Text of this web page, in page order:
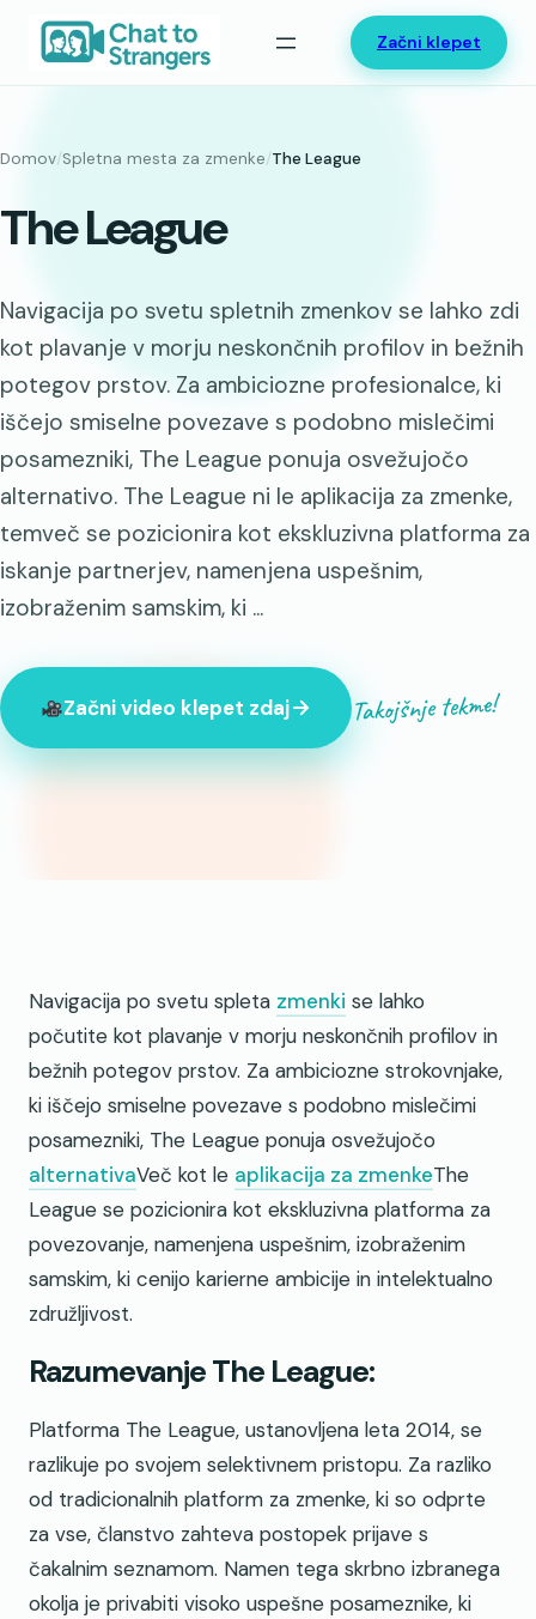
Preskoči
Začni klepet
Domov/Spletna mesta za zmenke/The League
The League
Navigacija po svetu spletnih zmenkov se lahko zdi
kot plavanje v morju neskončnih profilov in bežnih
potegov prstov. Za ambiciozne profesionalce, ki
iščejo smiselne povezave s podobno mislečimi
posamezniki, The League ponuja osvežujočo
alternativo. The League ni le aplikacija za zmenke,
temveč se pozicionira kot ekskluzivna platforma za
iskanje partnerjev, namenjena uspešnim,
izobraženim samskim, ki ...
Začni video klepet zdaj Takojšnje tekme!
Trenutno je na spletu 847 neznancev
Navigacija po svetu spleta zmenki se lahko
počutite kot plavanje v morju neskončnih profilov in
bežnih potegov prstov. Za ambiciozne strokovnjake,
ki iščejo smiselne povezave s podobno mislečimi
posamezniki, The League ponuja osvežujočo
alternativaVeč kot le aplikacija za zmenkeThe
League se pozicionira kot ekskluzivna platforma za
povezovanje, namenjena uspešnim, izobraženim
samskim, ki cenijo karierne ambicije in intelektualno
združljivost.
Razumevanje The League:
Platforma The League, ustanovljena leta 2014, se
razlikuje po svojem selektivnem pristopu. Za razliko
od tradicionalnih platform za zmenke, ki so odprte
za vse, članstvo zahteva postopek prijave s
čakalnim seznamom. Namen tega skrbno izbranega
okolja je privabiti visoko uspešne posameznike, ki